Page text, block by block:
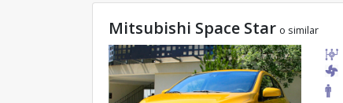
Mitsubishi Space Star o similar